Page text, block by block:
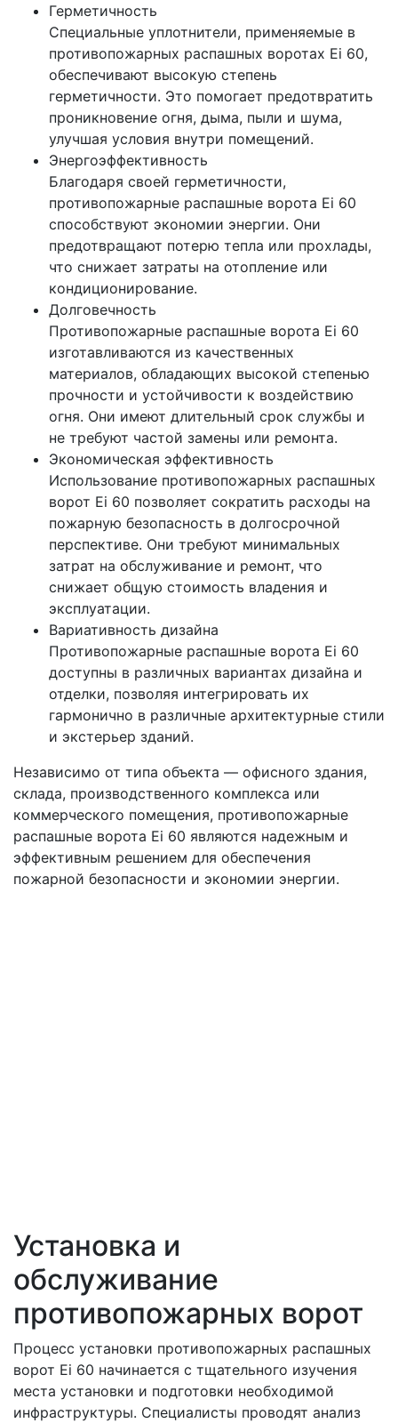
Герметичность
Специальные уплотнители, применяемые в
противопожарных распашных воротах Ei 60,
обеспечивают высокую степень
герметичности. Это помогает предотвратить
проникновение огня, дыма, пыли и шума,
улучшая условия внутри помещений.
Энергоэффективность
Благодаря своей герметичности,
противопожарные распашные ворота Ei 60
способствуют экономии энергии. Они
предотвращают потерю тепла или прохлады,
что снижает затраты на отопление или
кондиционирование.
Долговечность
Противопожарные распашные ворота Ei 60
изготавливаются из качественных
материалов, обладающих высокой степенью
прочности и устойчивости к воздействию
огня. Они имеют длительный срок службы и
не требуют частой замены или ремонта.
Экономическая эффективность
Использование противопожарных распашных
ворот Ei 60 позволяет сократить расходы на
пожарную безопасность в долгосрочной
перспективе. Они требуют минимальных
затрат на обслуживание и ремонт, что
снижает общую стоимость владения и
эксплуатации.
Вариативность дизайна
Противопожарные распашные ворота Ei 60
доступны в различных вариантах дизайна и
отделки, позволяя интегрировать их
гармонично в различные архитектурные стили
и экстерьер зданий.
Независимо от типа объекта — офисного здания,
склада, производственного комплекса или
коммерческого помещения, противопожарные
распашные ворота Ei 60 являются надежным и
эффективным решением для обеспечения
пожарной безопасности и экономии энергии.
Установка и
обслуживание
противопожарных ворот
Процесс установки противопожарных распашных
ворот Ei 60 начинается с тщательного изучения
места установки и подготовки необходимой
инфраструктуры. Специалисты проводят анализ